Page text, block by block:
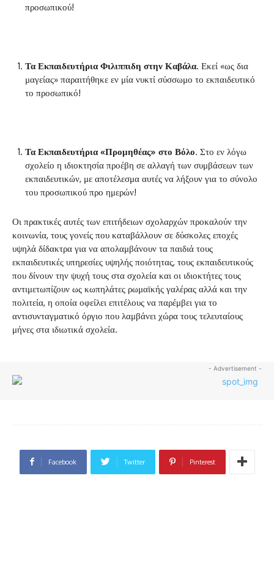
προσωπικού!
Τα Εκπαιδευτήρια Φιλιππιδη στην Καβάλα. Εκεί «ως δια
μαγείας» παραιτήθηκε εν μία νυκτί σύσσωμο το εκπαιδευτικό
το προσωπικό!
Τα Εκπαιδευτήρια «Προμηθέας» στο Βόλο. Στο εν λόγω
σχολείο η ιδιοκτησία προέβη σε αλλαγή των συμβάσεων των
εκπαιδευτικών, με αποτέλεσμα αυτές να λήξουν για το σύνολο
του προσωπικού προ ημερών!
Οι πρακτικές αυτές των επιτήδειων σχολαρχών προκαλούν την
κοινωνία, τους γονείς που καταβάλλουν σε δύσκολες εποχές
υψηλά δίδακτρα για να απολαμβάνουν τα παιδιά τους
εκπαιδευτικές υπηρεσίες υψηλής ποιότητας, τους εκπαιδευτικούς
που δίνουν την ψυχή τους στα σχολεία και οι ιδιοκτήτες τους
αντιμετωπίζουν ως κωπηλάτες ρωμαϊκής γαλέρας αλλά και την
πολιτεία, η οποία οφείλει επιτέλους να παρέμβει για το
αντισυνταγματικό όργιο που λαμβάνει χώρα τους τελευταίους
μήνες στα ιδιωτικά σχολεία.
- Advertisement -
Facebook Twitter Pinterest